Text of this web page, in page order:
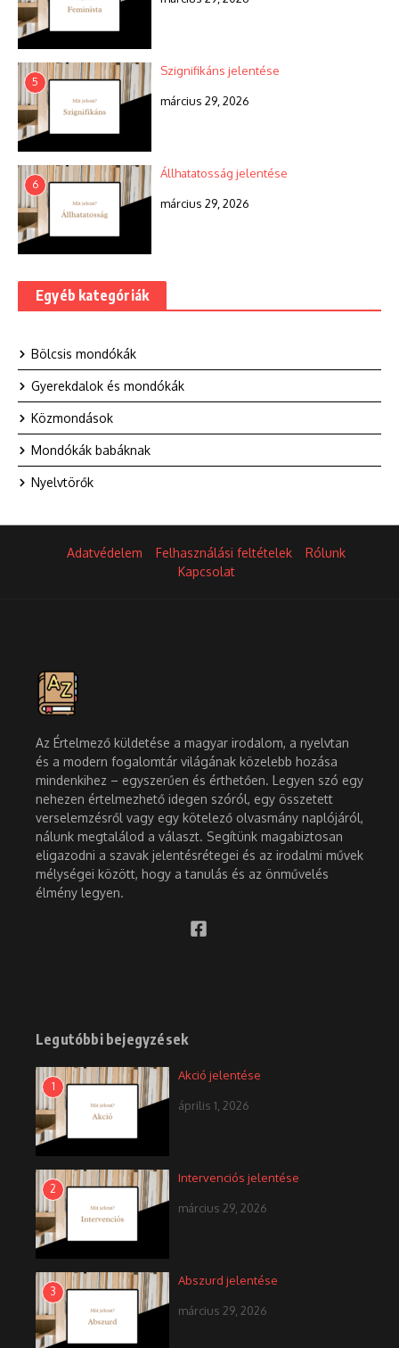
5
Szignifikáns jelentése
március 29, 2026
6
Állhatatosság jelentése
március 29, 2026
Egyéb kategóriák
Bölcsis mondókák
Gyerekdalok és mondókák
Közmondások
Mondókák babáknak
Nyelvtörők
Adatvédelem Felhasználási feltételek
Rólunk
Kapcsolat
Az Értelmező küldetése a magyar irodalom, a nyelvtan
és a modern fogalomtár világának közelebb hozása
mindenkihez – egyszerűen és érthetően. Legyen szó egy
nehezen értelmezhető idegen szóról, egy összetett
verselemzésről vagy egy kötelező olvasmány naplójáról,
nálunk megtalálod a választ. Segítünk magabiztosan
eligazodni a szavak jelentésrétegei és az irodalmi művek
mélységei között, hogy a tanulás és az önművelés
élmény legyen.
Legutóbbi bejegyzések
1
Akció jelentése
április 1, 2026
2
Intervenciós jelentése
március 29, 2026
3
Abszurd jelentése
március 29, 2026